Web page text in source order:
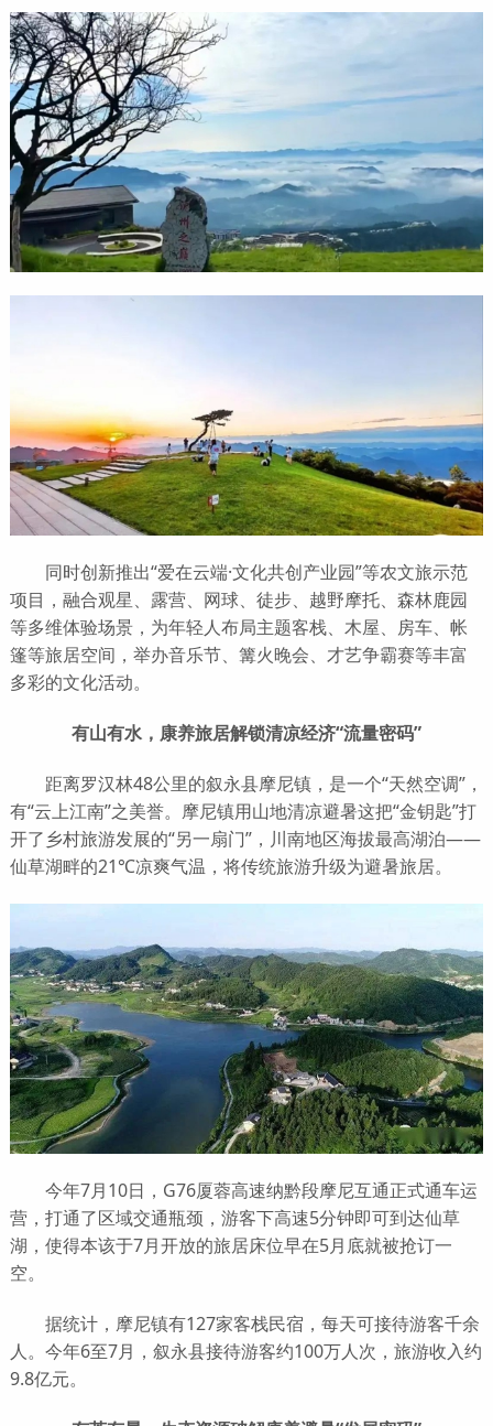
同时创新推出“爱在云端·文化共创产业园”等农文旅示范
项目，融合观星、露营、网球、徒步、越野摩托、森林鹿园
等多维体验场景，为年轻人布局主题客栈、木屋、房车、帐
篷等旅居空间，举办音乐节、篝火晚会、才艺争霸赛等丰富
多彩的文化活动。
有山有水，康养旅居解锁清凉经济“流量密码”
距离罗汉林48公里的叙永县摩尼镇，是一个“天然空调”，
有“云上江南”之美誉。摩尼镇用山地清凉避暑这把“金钥匙”打
开了乡村旅游发展的“另一扇门”，川南地区海拔最高湖泊——
仙草湖畔的21℃凉爽气温，将传统旅游升级为避暑旅居。
今年7月10日，G76厦蓉高速纳黔段摩尼互通正式通车运
营，打通了区域交通瓶颈，游客下高速5分钟即可到达仙草
湖，使得本该于7月开放的旅居床位早在5月底就被抢订一
空。
据统计，摩尼镇有127家客栈民宿，每天可接待游客千余
人。今年6至7月，叙永县接待游客约100万人次，旅游收入约
9.8亿元。